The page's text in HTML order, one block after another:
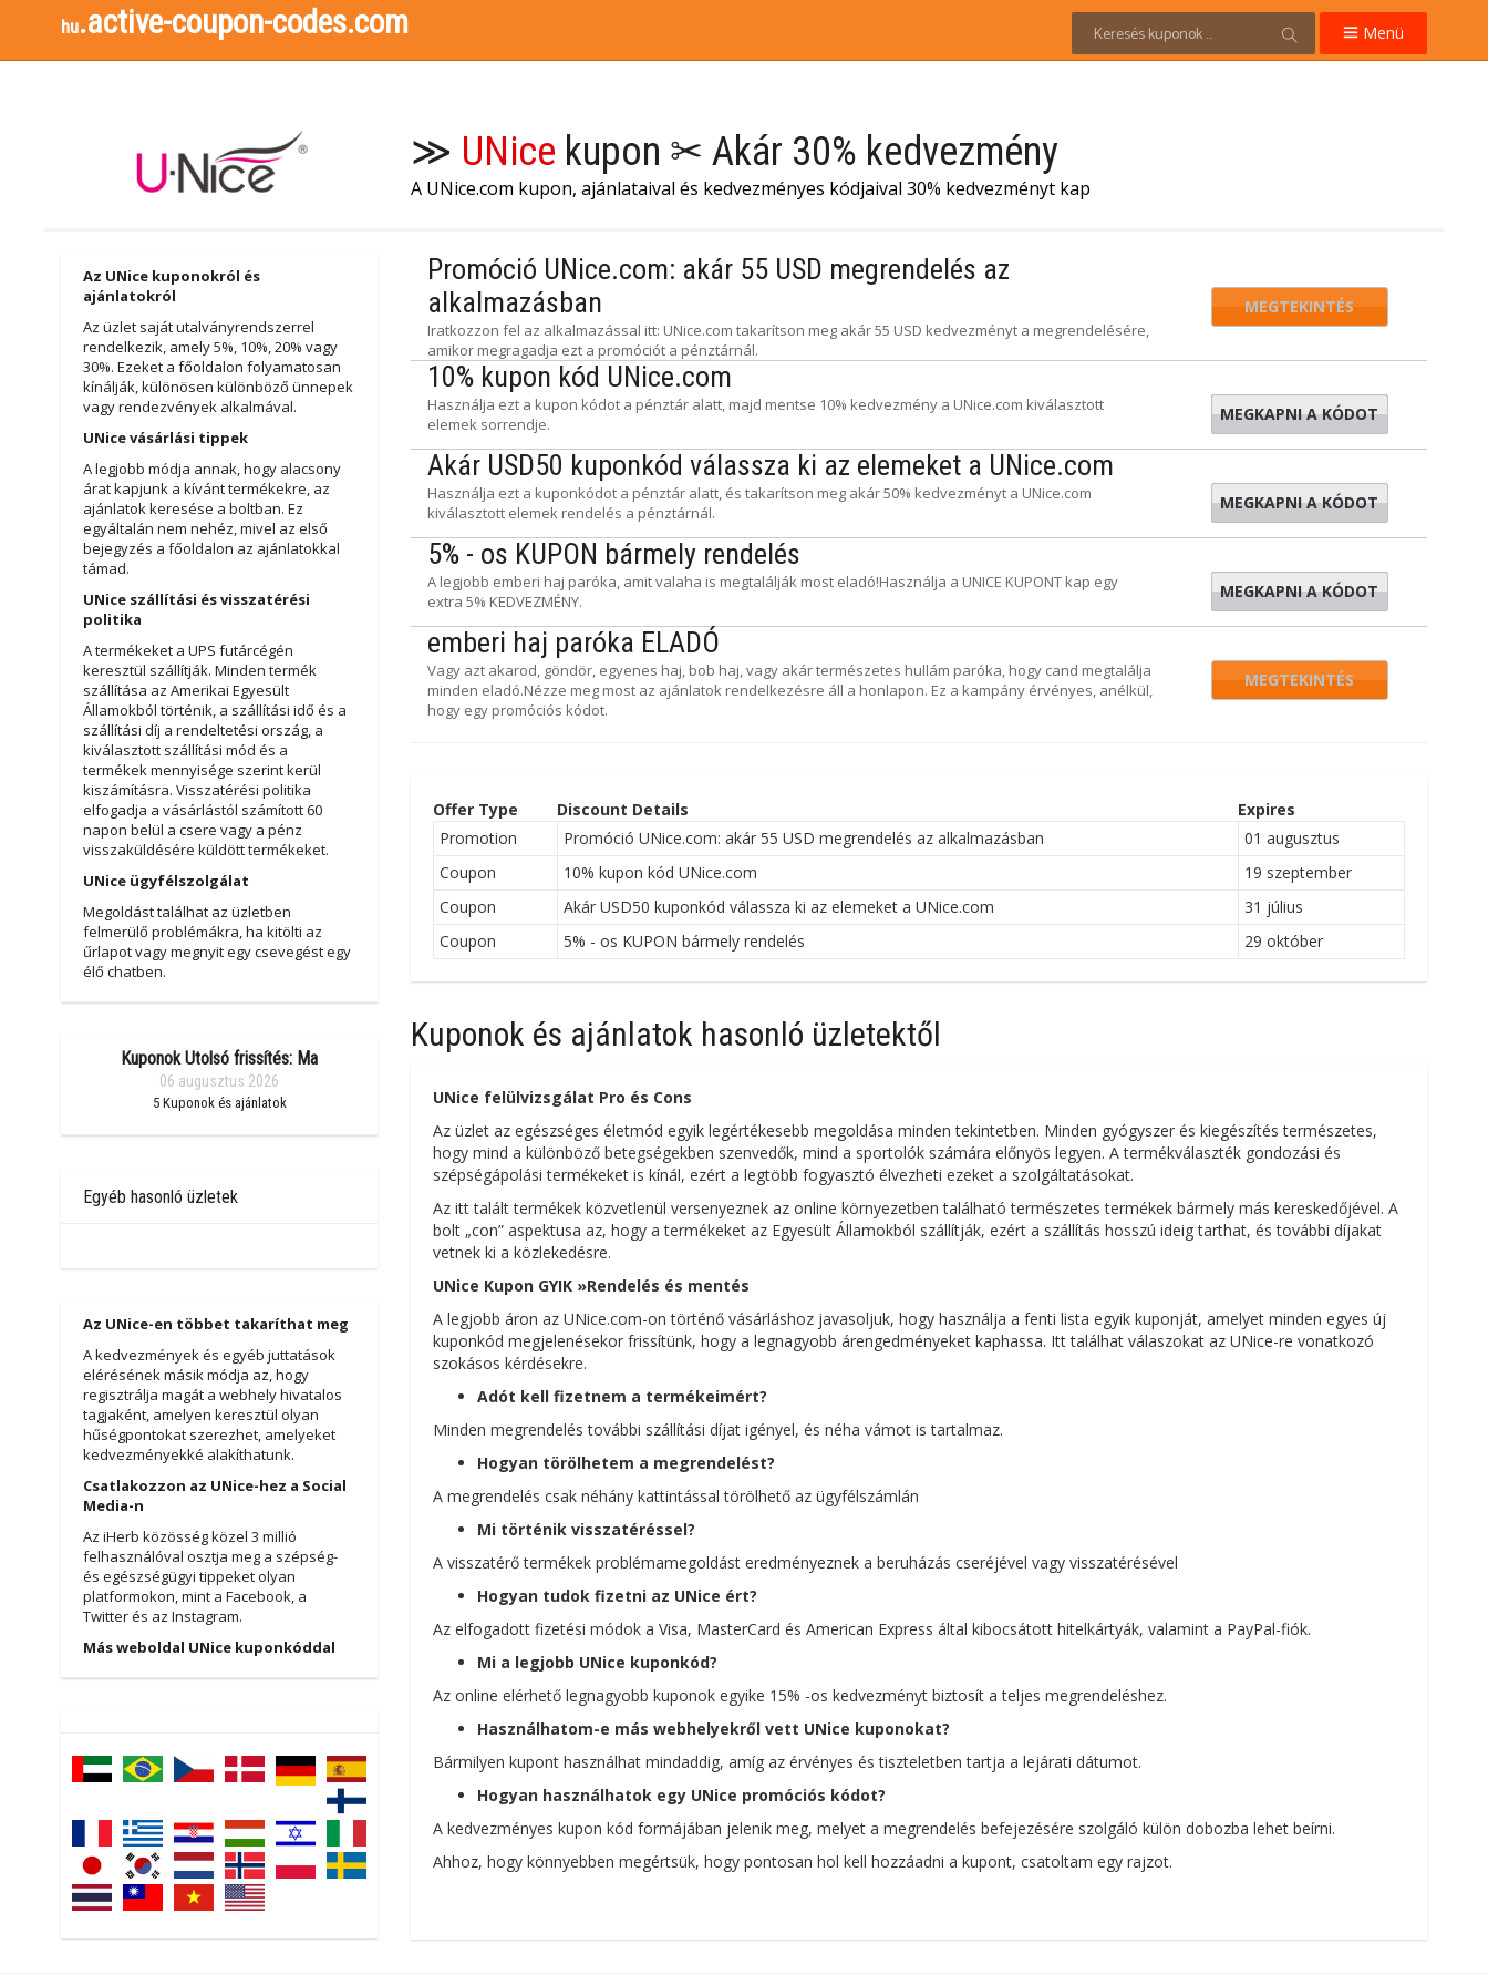
hu.active-coupon-codes.com Menü
≫ UNice kupon ✂ Akár 30% kedvezmény
A UNice.com kupon, ajánlataival és kedvezményes kódjaival 30% kedvezményt kap
Promóció UNice.com: akár 55 USD megrendelés az
alkalmazásban
Iratkozzon fel az alkalmazással itt: UNice.com takarítson meg akár 55 USD kedvezményt a megrendelésére,
amikor megragadja ezt a promóciót a pénztárnál.
MEGTEKINTÉS
10% kupon kód UNice.com
Használja ezt a kupon kódot a pénztár alatt, majd mentse 10% kedvezmény a UNice.com kiválasztott
elemek sorrendje.
EXUE10
MEGKAPNI A KÓDOT
Akár USD50 kuponkód válassza ki az elemeket a UNice.com
Használja ezt a kuponkódot a pénztár alatt, és takarítson meg akár 50% kedvezményt a UNice.com
kiválasztott elemek rendelés a pénztárnál.
LABOR
MEGKAPNI A KÓDOT
5% - os KUPON bármely rendelés
A legjobb emberi haj paróka, amit valaha is megtalálják most eladó!Használja a UNICE KUPONT kap egy
extra 5% KEDVEZMÉNY.
SP5
MEGKAPNI A KÓDOT
emberi haj paróka ELADÓ
Vagy azt akarod, göndör, egyenes haj, bob haj, vagy akár természetes hullám paróka, hogy cand megtalálja
minden eladó.Nézze meg most az ajánlatok rendelkezésre áll a honlapon. Ez a kampány érvényes, anélkül,
hogy egy promóciós kódot.
MEGTEKINTÉS
Offer Type Discount Details
Expires
Promotion
Promóció UNice.com: akár 55 USD megrendelés az alkalmazásban
01 augusztus
Coupon
10% kupon kód UNice.com
19 szeptember
Coupon
Akár USD50 kuponkód válassza ki az elemeket a UNice.com
31 július
Coupon
5% - os KUPON bármely rendelés 29 október
Kuponok és ajánlatok hasonló üzletektől
UNice felülvizsgálat Pro és Cons
Az üzlet az egészséges életmód egyik legértékesebb megoldása minden tekintetben. Minden gyógyszer és kiegészítés természetes,
hogy mind a különböző betegségekben szenvedők, mind a sportolók számára előnyös legyen. A termékválaszték gondozási és
szépségápolási termékeket is kínál, ezért a legtöbb fogyasztó élvezheti ezeket a szolgáltatásokat.
Az itt talált termékek közvetlenül versenyeznek az online környezetben található természetes termékek bármely más kereskedőjével. A
bolt „con” aspektusa az, hogy a termékeket az Egyesült Államokból szállítják, ezért a szállítás hosszú ideig tarthat, és további díjakat
vetnek ki a közlekedésre.
UNice Kupon GYIK »Rendelés és mentés
A legjobb áron az UNice.com-on történő vásárláshoz javasoljuk, hogy használja a fenti lista egyik kuponját, amelyet minden egyes új
kuponkód megjelenésekor frissítünk, hogy a legnagyobb árengedményeket kaphassa. Itt találhat válaszokat az UNice-re vonatkozó
szokásos kérdésekre.
Adót kell fizetnem a termékeimért?
Minden megrendelés további szállítási díjat igényel, és néha vámot is tartalmaz.
Hogyan törölhetem a megrendelést?
A megrendelés csak néhány kattintással törölhető az ügyfélszámlán
Mi történik visszatéréssel?
A visszatérő termékek problémamegoldást eredményeznek a beruházás cseréjével vagy visszatérésével
Hogyan tudok fizetni az UNice ért?
Az elfogadott fizetési módok a Visa, MasterCard és American Express által kibocsátott hitelkártyák, valamint a PayPal-fiók.
Mi a legjobb UNice kuponkód?
Az online elérhető legnagyobb kuponok egyike 15% -os kedvezményt biztosít a teljes megrendeléshez.
Használhatom-e más webhelyekről vett UNice kuponokat?
Bármilyen kupont használhat mindaddig, amíg az érvényes és tiszteletben tartja a lejárati dátumot.
Hogyan használhatok egy UNice promóciós kódot?
A kedvezményes kupon kód formájában jelenik meg, melyet a megrendelés befejezésére szolgáló külön dobozba lehet beírni.
Ahhoz, hogy könnyebben megértsük, hogy pontosan hol kell hozzáadni a kupont, csatoltam egy rajzot.
Az UNice kuponokról és
ajánlatokról
Az üzlet saját utalványrendszerrel
rendelkezik, amely 5%, 10%, 20% vagy
30%. Ezeket a főoldalon folyamatosan
kínálják, különösen különböző ünnepek
vagy rendezvények alkalmával.
UNice vásárlási tippek
A legjobb módja annak, hogy alacsony
árat kapjunk a kívánt termékekre, az
ajánlatok keresése a boltban. Ez
egyáltalán nem nehéz, mivel az első
bejegyzés a főoldalon az ajánlatokkal
támad.
UNice szállítási és visszatérési
politika
A termékeket a UPS futárcégén
keresztül szállítják. Minden termék
szállítása az Amerikai Egyesült
Államokból történik, a szállítási idő és a
szállítási díj a rendeltetési ország, a
kiválasztott szállítási mód és a
termékek mennyisége szerint kerül
kiszámításra. Visszatérési politika
elfogadja a vásárlástól számított 60
napon belül a csere vagy a pénz
visszaküldésére küldött termékeket.
UNice ügyfélszolgálat
Megoldást találhat az üzletben
felmerülő problémákra, ha kitölti az
űrlapot vagy megnyit egy csevegést egy
élő chatben.
Kuponok Utolsó frissítés: Ma
06 augusztus 2026
5Kuponok és ajánlatok
Egyéb hasonló üzletek
Az UNice-en többet takaríthat meg
A kedvezmények és egyéb juttatások
elérésének másik módja az, hogy
regisztrálja magát a webhely hivatalos
tagjaként, amelyen keresztül olyan
hűségpontokat szerezhet, amelyeket
kedvezményekké alakíthatunk.
Csatlakozzon az UNice-hez a Social
Media-n
Az iHerb közösség közel 3 millió
felhasználóval osztja meg a szépség-
és egészségügyi tippeket olyan
platformokon, mint a Facebook, a
Twitter és az Instagram.
Más weboldal UNice kuponkóddal